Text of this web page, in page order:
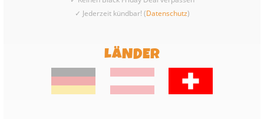
✓ Jederzeit kündbar! (Datenschutz)
LÄNDER